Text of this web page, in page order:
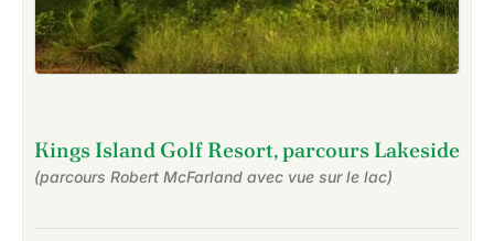
Kings Island Golf Resort, parcours Lakeside
(parcours Robert McFarland avec vue sur le lac)